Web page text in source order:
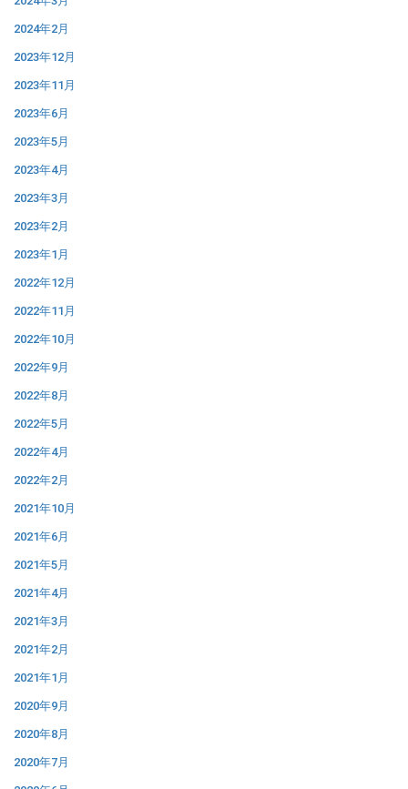
2024年2月
2023年12月
2023年11月
2023年6月
2023年5月
2023年4月
2023年3月
2023年2月
2023年1月
2022年12月
2022年11月
2022年10月
2022年9月
2022年8月
2022年5月
2022年4月
2022年2月
2021年10月
2021年6月
2021年5月
2021年4月
2021年3月
2021年2月
2021年1月
2020年9月
2020年8月
2020年7月